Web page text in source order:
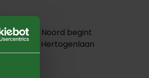
Noord begint
aan de Hertogenlaan